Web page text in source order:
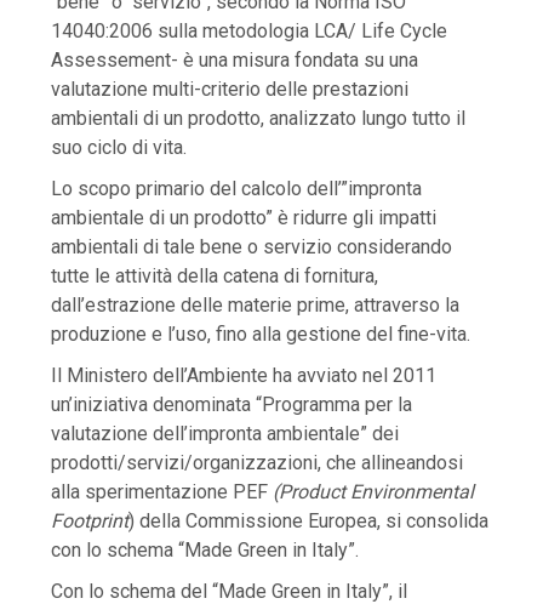
14040:2006 sulla metodologia LCA/ Life Cycle
Assessement- è una misura fondata su una
valutazione multi-criterio delle prestazioni
ambientali di un prodotto, analizzato lungo tutto il
suo ciclo di vita.
Lo scopo primario del calcolo dell’”impronta
ambientale di un prodotto” è ridurre gli impatti
ambientali di tale bene o servizio considerando
tutte le attività della catena di fornitura,
dall’estrazione delle materie prime, attraverso la
produzione e l’uso, fino alla gestione del fine-vita.
Il Ministero dell’Ambiente ha avviato nel 2011
un’iniziativa denominata“Programma per la
valutazione dell’impronta ambientale” dei
prodotti/servizi/organizzazioni, che allineandosi
alla sperimentazione PEF (Product Environmental
Footprint) della Commissione Europea, si consolida
con lo schema “Made Green in Italy”.
Con lo schema del “Made Green in Italy”, il